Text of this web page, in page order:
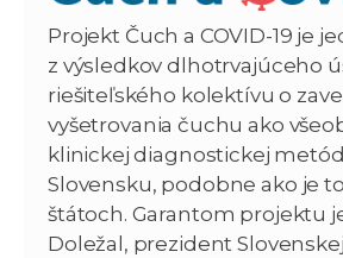
Projekt Čuch a COVID-19 je
z výsledkov dlhotrvajúceho
riešiteľského kolektívu o
vyšetrovania čuchu ako
klinickej diagnostickej
Slovensku, podobne ako je
štátoch. Garantom projektu
Doležal, prezident